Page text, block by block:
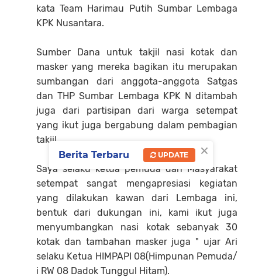
kata Team Harimau Putih Sumbar Lembaga
KPK Nusantara.
Sumber Dana untuk takjil nasi kotak dan
masker yang mereka bagikan itu merupakan
sumbangan dari anggota-anggota Satgas
dan THP Sumbar Lembaga KPK N ditambah
juga dari partisipan dari warga setempat
yang ikut juga bergabung dalam pembagian
takjil.
Saya selaku ketua pemuda dan Masyarakat
setempat sangat mengapresiasi kegiatan
yang dilakukan kawan dari Lembaga ini,
bentuk dari dukungan ini, kami ikut juga
menyumbangkan nasi kotak sebanyak 30
kotak dan tambahan masker juga " ujar Ari
selaku Ketua HIMPAPI 08(Himpunan Pemuda/
i RW 08 Dadok Tunggul Hitam).
×
Berita Terbaru UPDATE